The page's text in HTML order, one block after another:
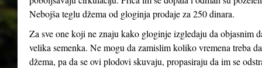
Nebojša teglu džema od gloginja prodaje za 250 dinara.
Za sve one koji ne znaju kako gloginje izgledaju da objasnim
velika semenka. Ne mogu da zamislim koliko vremena treba
džema, pa da se ovi plodovi skuvaju, propasiraju da im se